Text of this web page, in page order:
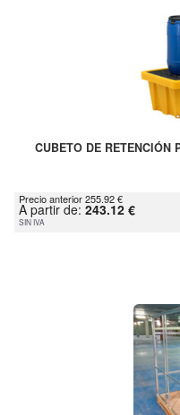
CUBETO DE RETENCIÓN
Precio anterior 255.92 €
A partir de: 243.12 €
SIN IVA